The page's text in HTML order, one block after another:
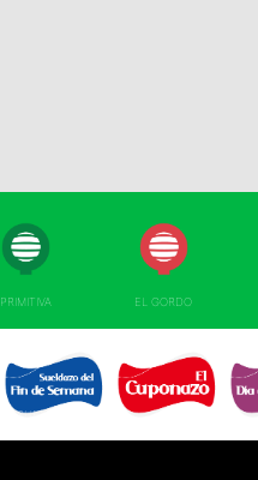
PRIMITIVA EL GORDO
EL SUELDAZO DEL